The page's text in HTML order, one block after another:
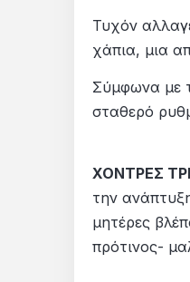
Τυχόν
χάπια, μια
Σύμφωνα με
σταθερό
ΧΟΝΤΡΕΣ
την
μητέρες
πρότινος-